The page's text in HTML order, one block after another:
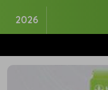
2026